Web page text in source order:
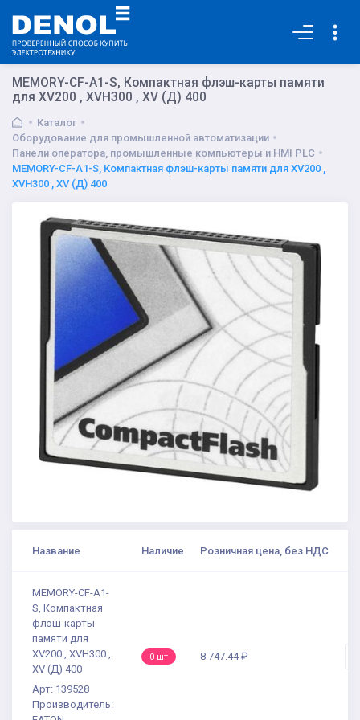
MEMORY-CF-A1-S, Компактная флэш-карты памяти
для XV200 , XVH300 , XV (Д) 400
Каталог
Оборудование для промышленной автоматизации
Панели оператора, промышленные компьютеры и HMI PLC
MEMORY-CF-A1-S, Компактная флэш-карты памяти для XV200 ,
XVH300 , XV (Д) 400
Название Наличие Розничная цена, без НДС
MEMORY-CF-A1-
S, Компактная
флэш-карты
памяти для
XV200 , XVH300 ,
XV (Д) 400
Арт: 139528
Производитель:
0 шт 8 747.44 ₽